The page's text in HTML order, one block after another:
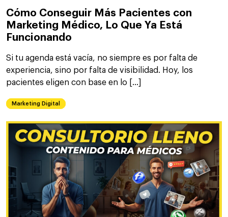
Cómo Conseguir Más Pacientes con
Marketing Médico, Lo Que Ya Está
Funcionando
Si tu agenda está vacía, no siempre es por falta de
experiencia, sino por falta de visibilidad. Hoy, los
pacientes eligen con base en lo […]
Marketing Digital